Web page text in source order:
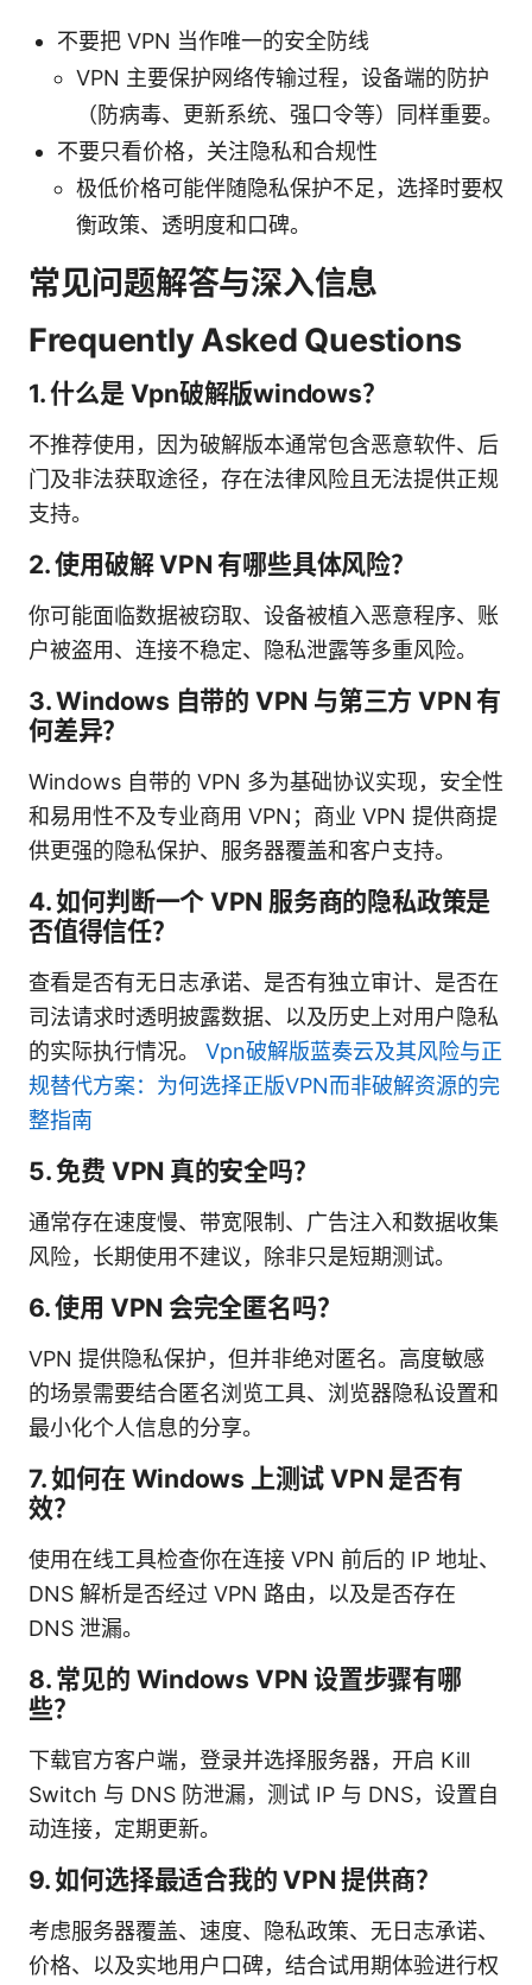
不要把 VPN 当作唯一的安全防线
VPN 主要保护网络传输过程，设备端的防护
（防病毒、更新系统、强口令等）同样重要。
不要只看价格，关注隐私和合规性
极低价格可能伴随隐私保护不足，选择时要权
衡政策、透明度和口碑。
常见问题解答与深入信息
Frequently Asked Questions
1. 什么是 Vpn破解版windows？
不推荐使用，因为破解版本通常包含恶意软件、后
门及非法获取途径，存在法律风险且无法提供正规
支持。
2. 使用破解 VPN 有哪些具体风险？
你可能面临数据被窃取、设备被植入恶意程序、账
户被盗用、连接不稳定、隐私泄露等多重风险。
3. Windows 自带的 VPN 与第三方 VPN 有
何差异？
Windows 自带的 VPN 多为基础协议实现，安全性
和易用性不及专业商用 VPN；商业 VPN 提供商提
供更强的隐私保护、服务器覆盖和客户支持。
4. 如何判断一个 VPN 服务商的隐私政策是
否值得信任？
查看是否有无日志承诺、是否有独立审计、是否在
司法请求时透明披露数据、以及历史上对用户隐私
的实际执行情况。 Vpn破解版蓝奏云及其风险与正
规替代方案：为何选择正版VPN而非破解资源的完
整指南
5. 免费 VPN 真的安全吗？
通常存在速度慢、带宽限制、广告注入和数据收集
风险，长期使用不建议，除非只是短期测试。
6. 使用 VPN 会完全匿名吗？
VPN 提供隐私保护，但并非绝对匿名。高度敏感
的场景需要结合匿名浏览工具、浏览器隐私设置和
最小化个人信息的分享。
7. 如何在 Windows 上测试 VPN 是否有
效？
使用在线工具检查你在连接 VPN 前后的 IP 地址、
DNS 解析是否经过 VPN 路由，以及是否存在
DNS 泄漏。
8. 常见的 Windows VPN 设置步骤有哪
些？
下载官方客户端，登录并选择服务器，开启 Kill
Switch 与 DNS 防泄漏，测试 IP 与 DNS，设置自
动连接，定期更新。
9. 如何选择最适合我的 VPN 提供商？
考虑服务器覆盖、速度、隐私政策、无日志承诺、
价格、以及实地用户口碑，结合试用期体验进行权